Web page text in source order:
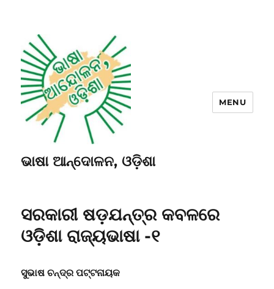
ଭାଷା ଆନ୍ଦୋଳନ, ଓଡ଼ିଶା
MENU
ସରକାରୀ ଷଡ଼ଯନ୍ତ୍ର କବଳରେ
ଓଡ଼ିଶା ରାଜ୍ୟଭାଷା -୧
ସୁଭାଷ ଚନ୍ଦ୍ର ପଟ୍ଟନାୟକ